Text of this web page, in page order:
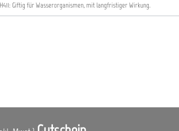
H411: Giftig für Wasserorganismen, mit langfristiger Wirkung.